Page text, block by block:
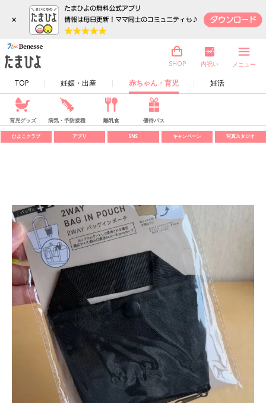
×
TOP 妊娠・出産 赤ちゃん・育児 妊活
SHOP 内祝い メニュー
育児グッズ 病気・予防接種 離乳食 優待パス
ひよこクラブ アプリ SNS キャンペーン 写真スタジオ